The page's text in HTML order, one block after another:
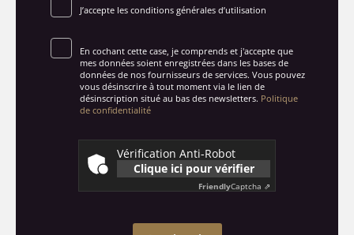
J’accepte les conditions générales d’utilisation
En cochant cette case, je comprends et j'accepte que
mes données soient enregistrées dans les bases de
données de nos fournisseurs de services. Vous pouvez
vous désinscrire à tout moment via le lien de
désinscription situé au bas des newsletters. Politique
de confidentialité
Vérification Anti-Robot
Clique ici pour vérifier
FriendlyCaptcha ⇗